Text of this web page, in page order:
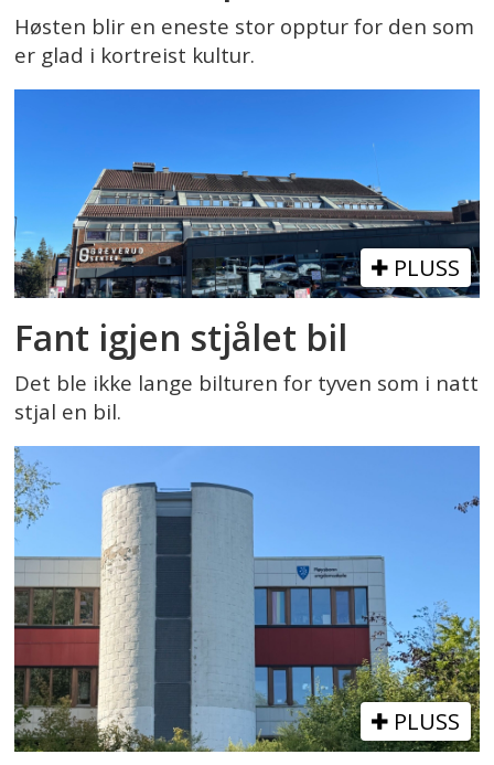
Høsten blir en eneste stor opptur for den som
er glad i kortreist kultur.
PLUSS
Fant igjen stjålet bil
Det ble ikke lange bilturen for tyven som i natt
stjal en bil.
PLUSS